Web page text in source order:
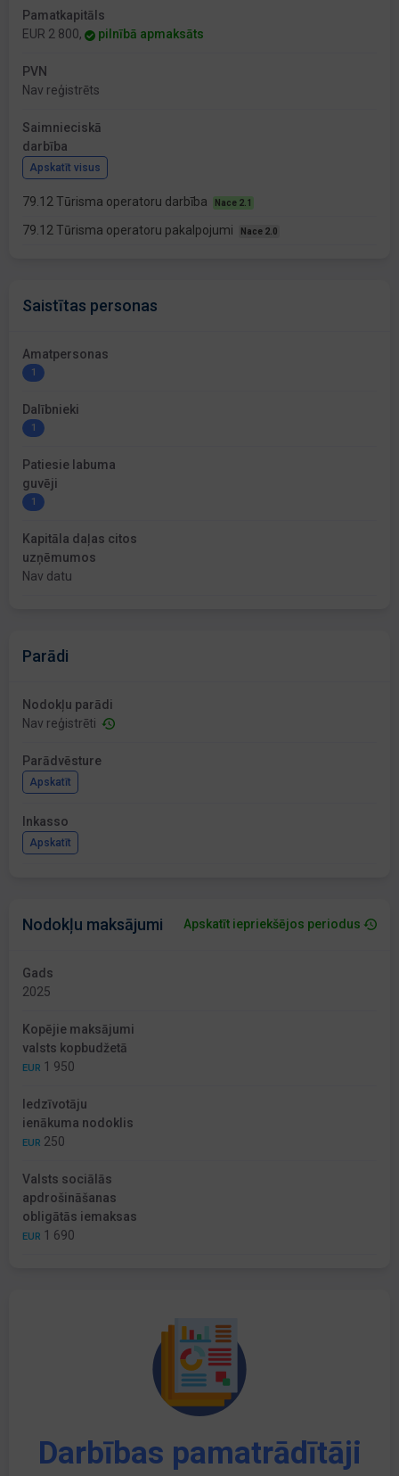
Pamatkapitāls
EUR 2 800,
pilnībā apmaksāts
PVN
Nav reģistrēts
Saimnieciskā
darbība
Apskatīt visus
79.12 Tūrisma operatoru darbība Nace 2.1
79.12 Tūrisma operatoru pakalpojumi Nace 2.0
Saistītas personas
Amatpersonas
1
Dalībnieki
1
Patiesie labuma
guvēji
1
Kapitāla daļas citos
uzņēmumos
Nav datu
Parādi
Nodokļu parādi
Nav reģistrēti
Parādvēsture
Apskatīt
Inkasso
Apskatīt
Nodokļu maksājumi Apskatīt iepriekšējos periodus
Gads
2025
Kopējie maksājumi
valsts kopbudžetā
EUR 1 950
Iedzīvotāju
ienākuma nodoklis
EUR 250
Valsts sociālās
apdrošināšanas
obligātās iemaksas
EUR 1 690
Darbības pamatrādītāji